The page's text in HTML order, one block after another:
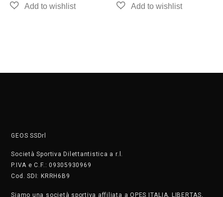
GEOS SSDrl
Società Sportiva Dilettantistica a r.l.
P.IVA e C.F.: 09305930969
Cod. SDI: KRRH6B9
Siamo una società sportiva affiliata a OPES ITALIA, LIBERTAS,